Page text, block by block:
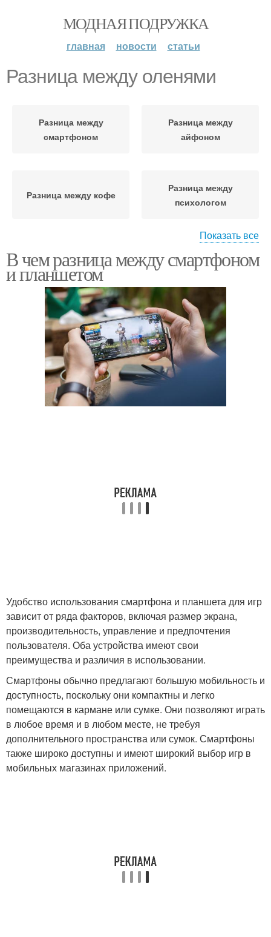
МОДНАЯ ПОДРУЖКА
главная новости статьи
Разница между оленями
Разница между
смартфоном
Разница между
айфоном
Разница между кофе
Разница между
психологом
Разница между хлебом
Разница между
бензиновыми и
Разница между
дизайном
Разница между
гигиенической помадой
Разница между ос
Показать все
В чем разница между смартфоном
и планшетом
Удобство использования смартфона и планшета для игр
зависит от ряда факторов, включая размер экрана,
производительность, управление и предпочтения
пользователя. Оба устройства имеют свои
преимущества и различия в использовании.
Смартфоны обычно предлагают большую мобильность и
доступность, поскольку они компактны и легко
помещаются в кармане или сумке. Они позволяют играть
в любое время и в любом месте, не требуя
дополнительного пространства или сумок. Смартфоны
также широко доступны и имеют широкий выбор игр в
мобильных магазинах приложений.